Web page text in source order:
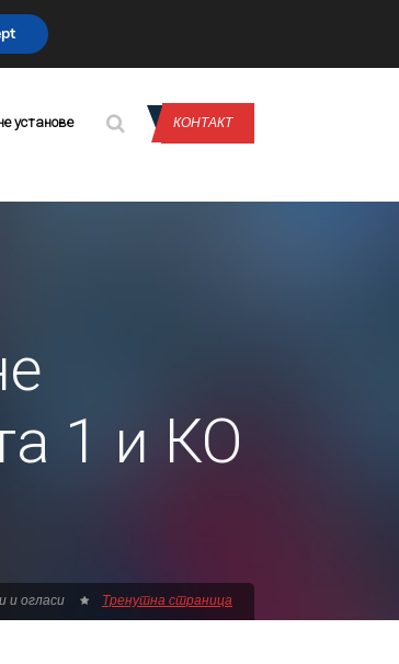
установе КОНТАКТ
1 и КО
и огласи Тренутна страница